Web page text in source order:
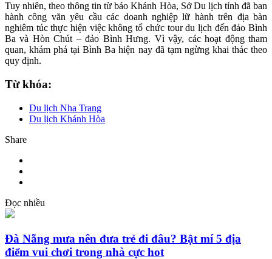
Tuy nhiên, theo thông tin từ báo Khánh Hòa, Sở Du lịch tỉnh đã ban
hành công văn yêu cầu các doanh nghiệp lữ hành trên địa bàn
nghiêm túc thực hiện việc không tổ chức tour du lịch đến đảo Bình
Ba và Hòn Chút – đảo Bình Hưng. Vì vậy, các hoạt động tham
quan, khám phá tại Bình Ba hiện nay đã tạm ngừng khai thác theo
quy định.
Từ khóa:
Du lịch Nha Trang
Du lịch Khánh Hòa
Share
Đọc nhiều
Đà Nẵng mưa nên đưa trẻ đi đâu? Bật mí 5 địa
điểm vui chơi trong nhà cực hot